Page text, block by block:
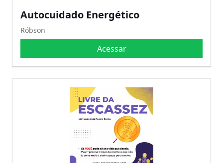
Autocuidado Energético
Róbson
Acessar